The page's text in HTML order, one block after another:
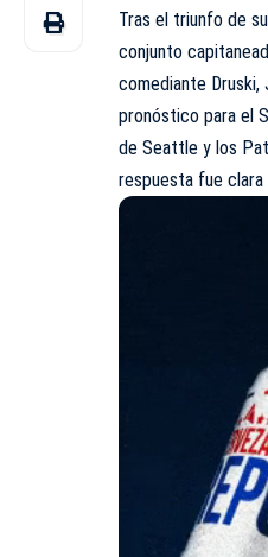
Tras el triunfo de
conjunto
comediante
pronóstico para el
de Seattle y los
respuesta fue clara